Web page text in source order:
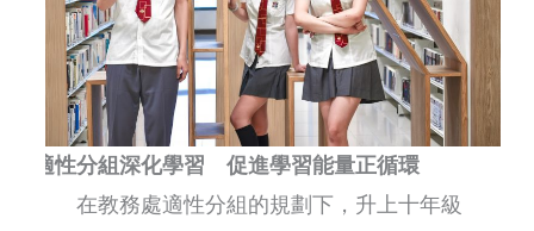
適性分組深化學習 促進學習能量正循環
在教務處適性分組的規劃下，升上十年級